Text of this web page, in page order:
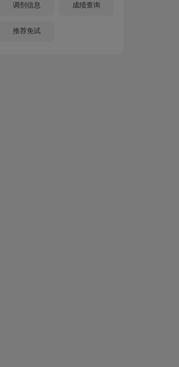
调剂信息 成绩查询
推荐免试